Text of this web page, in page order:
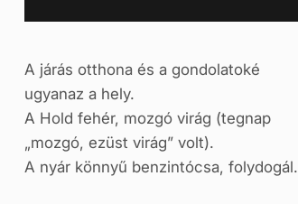
A járás otthona és a gondolatoké
ugyanaz a hely.
A Hold fehér, mozgó virág (tegnap
„mozgó, ezüst virág” volt).
A nyár könnyű benzintócsa, folydogál.